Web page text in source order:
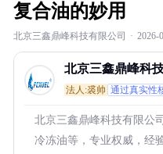
复合油的妙用
北京三鑫鼎峰科技有限公司 · 2026-
北京三鑫鼎峰科
法人:裘帅 通过真实性
北京三鑫鼎峰科技有限公
冷冻油等，专业权威，经